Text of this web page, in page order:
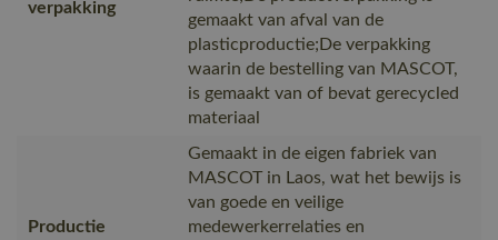
verpakking
gemaakt van afval van de
plasticproductie;De verpakking
waarin de bestelling van MASCOT,
is gemaakt van of bevat gerecycled
materiaal
Productie
Gemaakt in de eigen fabriek van
MASCOT in Laos, wat het bewijs is
van goede en veilige
medewerkerrelaties en